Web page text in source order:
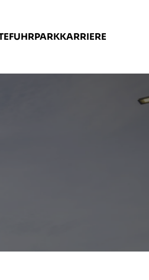
FUHRPARKKARRIERE